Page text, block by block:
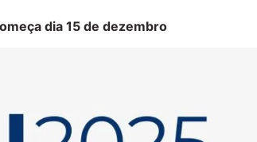
dia 15 de dezembro